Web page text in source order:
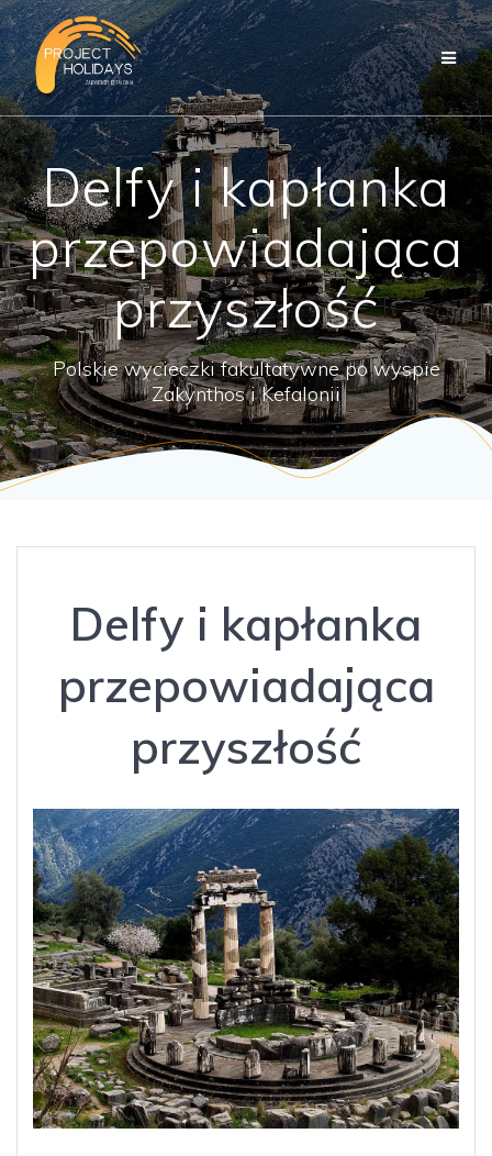
Przejdź
do
treści
Delfy i kapłanka
przepowiadająca
przyszłość
Polskie wycieczki fakultatywne po wyspie
Zakynthos i Kefalonii
Delfy i kapłanka
przepowiadająca
przyszłość